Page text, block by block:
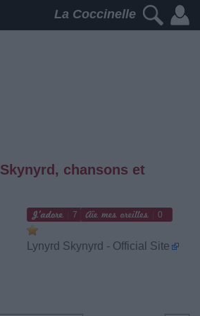
La Coccinelle
chansons et
7 0
Lynyrd Skynyrd - Official Site